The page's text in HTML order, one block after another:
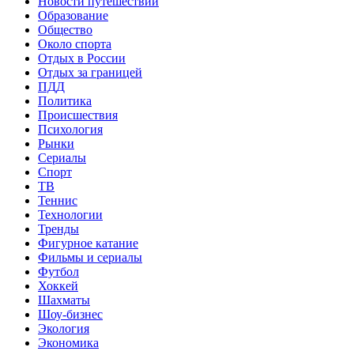
Образование
Общество
Около спорта
Отдых в России
Отдых за границей
ПДД
Политика
Происшествия
Психология
Рынки
Сериалы
Спорт
ТВ
Теннис
Технологии
Тренды
Фигурное катание
Фильмы и сериалы
Футбол
Хоккей
Шахматы
Шоу-бизнес
Экология
Экономика